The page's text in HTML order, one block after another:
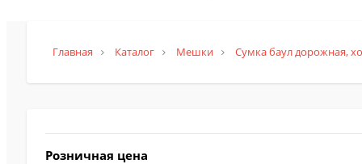
Главная Каталог Мешки Сумка баул дорожная,
Розничная цена